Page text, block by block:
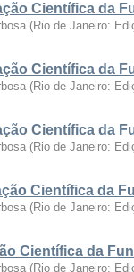
Científica da
(Rio de Janeiro:
Científica da
(Rio de Janeiro:
Científica da
(Rio de Janeiro:
Científica da
(Rio de Janeiro:
Científica da
(Rio de Janeiro: